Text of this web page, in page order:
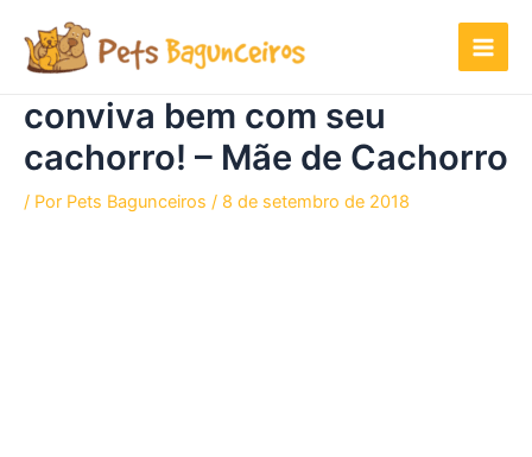
para
conviva bem com seu
cachorro! – Mãe de Cachorro
/ Por Pets Bagunceiros / 8 de setembro de 2018